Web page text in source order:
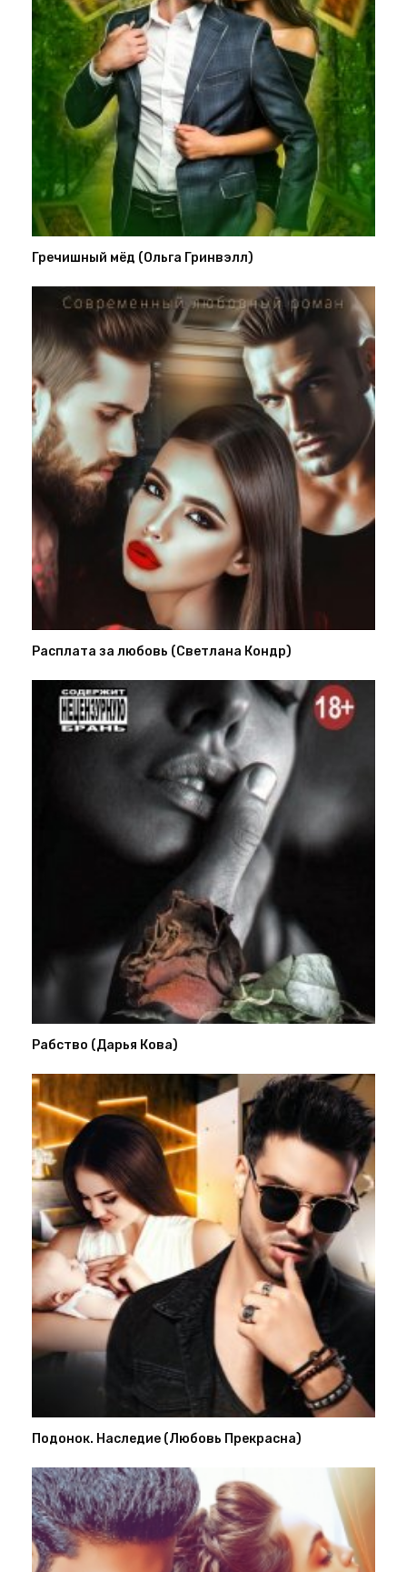
Гречишный мёд (Ольга Гринвэлл)
Расплата за любовь (Светлана Кондр)
Рабство (Дарья Кова)
Подонок. Наследие (Любовь Прекрасна)